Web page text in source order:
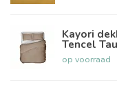
Kayori
Tencel
op voorraad